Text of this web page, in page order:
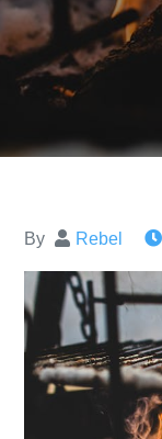
By Rebel